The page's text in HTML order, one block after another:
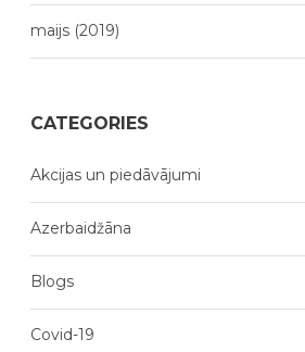
maijs (2019)
CATEGORIES
Akcijas un piedāvājumi
Azerbaidžāna
Blogs
Covid-19